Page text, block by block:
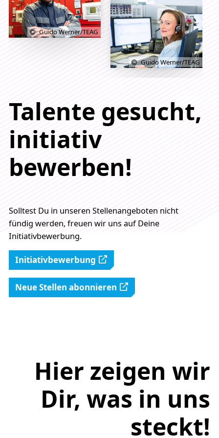
Talente gesucht,
initiativ
bewerben!
Solltest Du in unseren Stellenangeboten nicht
fündig werden, freuen wir uns auf Deine
Initiativbewerbung.
Initiativbewerbung
Neue Stellen abonnieren
Guido Werner/TEAG
Guido Werner/TEAG
Hier zeigen wir
Dir, was in uns
steckt!